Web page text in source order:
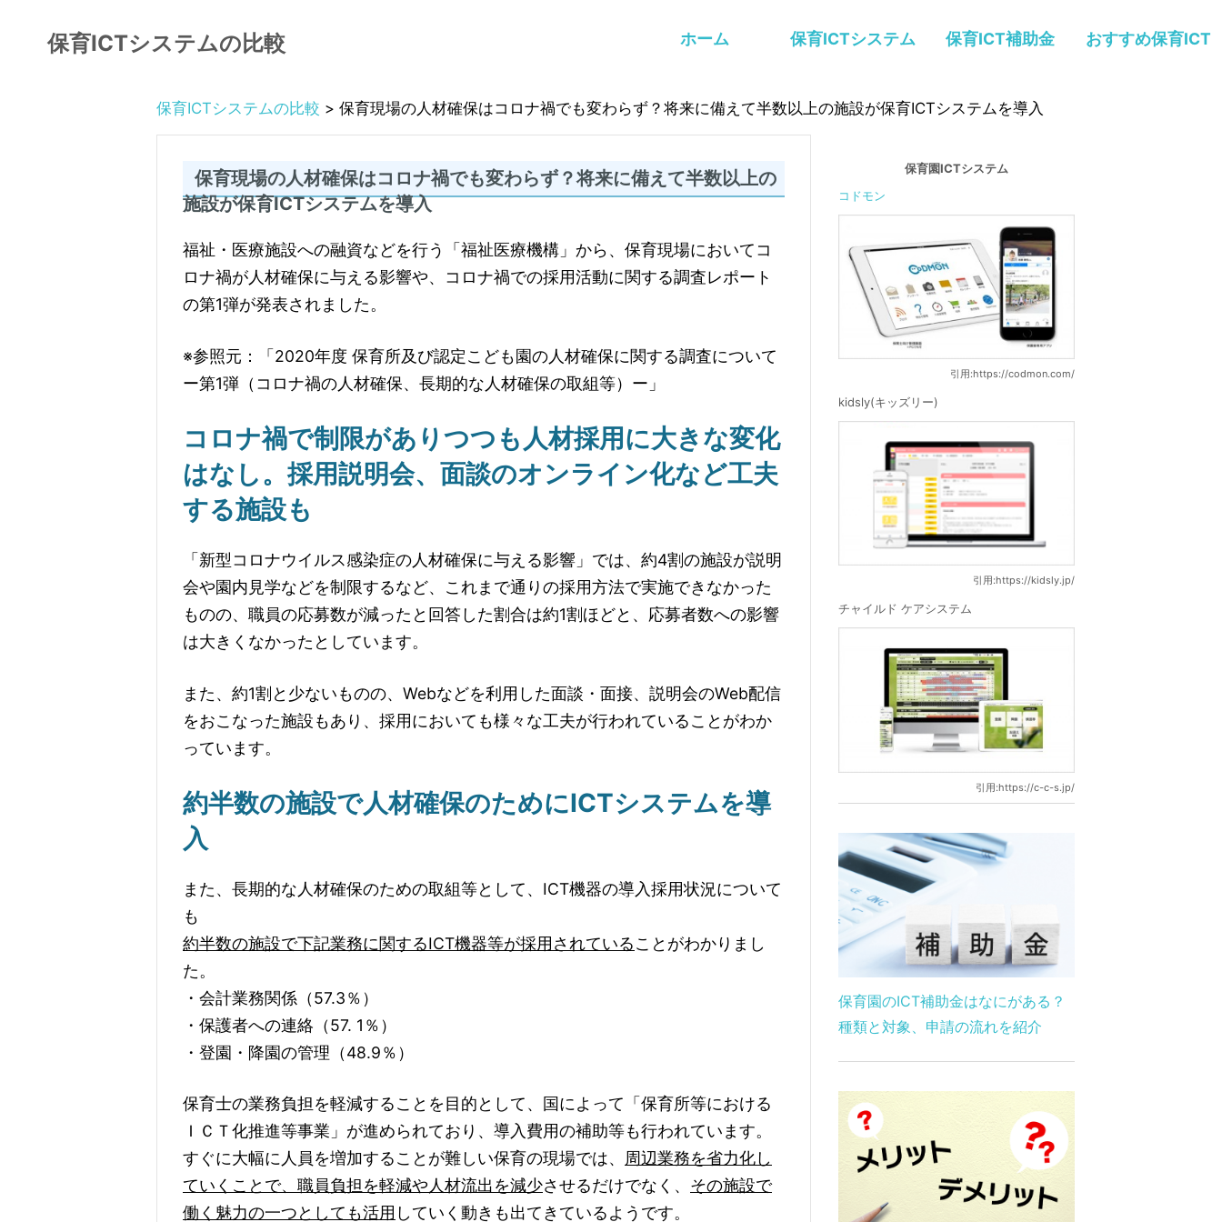
保育ICTシステムの比較 ホーム 保育ICTシステム 保育ICT補助金 おすすめ保育ICT
保育ICTシステムの比較 > 保育現場の人材確保はコロナ禍でも変わらず？将来に備えて半数以上の施設が保育ICTシステムを導入
保育現場の人材確保はコロナ禍でも変わらず？将来に備えて半数以上の
施設が保育ICTシステムを導入
福祉・医療施設への融資などを行う「福祉医療機構」から、保育現場においてコ
ロナ禍が人材確保に与える影響や、コロナ禍での採用活動に関する調査レポート
の第1弾が発表されました。
※参照元：「2020年度 保育所及び認定こども園の人材確保に関する調査について
ー第1弾（コロナ禍の人材確保、長期的な人材確保の取組等）ー」
コロナ禍で制限がありつつも人材採用に大きな変化
はなし。採用説明会、面談のオンライン化など工夫
する施設も
「新型コロナウイルス感染症の人材確保に与える影響」では、約4割の施設が説明
会や園内見学などを制限するなど、これまで通りの採用方法で実施できなかった
ものの、職員の応募数が減ったと回答した割合は約1割ほどと、応募者数への影響
は大きくなかったとしています。
また、約1割と少ないものの、Webなどを利用した面談・面接、説明会のWeb配信
をおこなった施設もあり、採用においても様々な工夫が行われていることがわか
っています。
約半数の施設で人材確保のためにICTシステムを導
入
また、長期的な人材確保のための取組等として、ICT機器の導入採用状況について
も
約半数の施設で下記業務に関するICT機器等が採用されていることがわかりまし
た。
・会計業務関係（57.3％）
・保護者への連絡（57. 1％）
・登園・降園の管理（48.9％）
保育士の業務負担を軽減することを目的として、国によって「保育所等における
ＩＣＴ化推進等事業」が進められており、導入費用の補助等も行われています。
すぐに大幅に人員を増加することが難しい保育の現場では、 周辺業務を省力化し
ていくことで、職員負担を軽減や人材流出を減少させるだけでなく、 その施設で
働く魅力の一つとしても活用 していく動きも出てきているようです。
保育園ICTシステム
コドモン
引用:https://codmon.com/
kidsly(キッズリー)
引用:https://kidsly.jp/
チャイルド ケアシステム
引用:https://c-c-s.jp/
保育園のICT補助金はなにがある？
種類と対象、申請の流れを紹介